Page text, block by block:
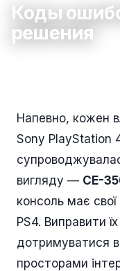
Коды
решения
Напевно, кожен
Sony PlayStation
вигляду — CE-
консоль має свої
PS4. Виправити
дотримуватися
просторами